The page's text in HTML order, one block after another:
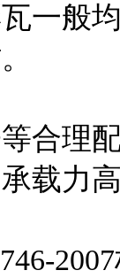
一般
合理
载力